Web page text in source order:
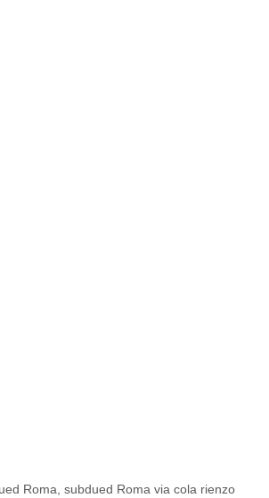
Roma ,subdued Roma via cola rienzo